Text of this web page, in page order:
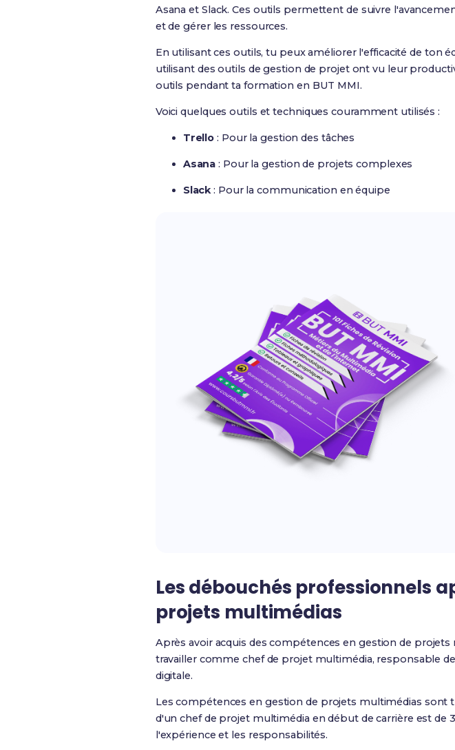
Asana et Slack. Ces outils permettent de suivre
et de gérer les ressources.
En utilisant ces outils, tu peux améliorer l'efficacité de ton
utilisant des outils de gestion de projet ont vu leur
outils pendant ta formation en BUT MMI.
Voici quelques outils et techniques couramment utilisés :
Trello : Pour la gestion des tâches
Asana : Pour la gestion de projets complexes
Slack: Pour la communication en équipe
Les débouchés professionnels
projets multimédias
Après avoir acquis des compétences en gestion de
travailler comme chef de projet multimédia, responsable
digitale.
Les compétences en gestion de projets multimédias sont
d'un chef de projet multimédia en début de carrière est de
l'expérience et les responsabilités.